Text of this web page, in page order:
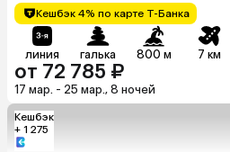
Кешбэк 4% по карте Т-Банка
линия галька 800 м 7 км
от 72 785 ₽
17 мар. - 25 мар., 8 ночей
Кешбэк
+ 1 275